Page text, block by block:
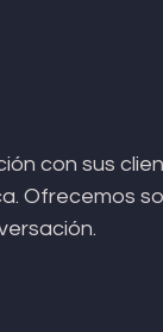
con sus
Ofrecemos